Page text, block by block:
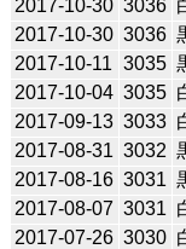
2017-10-30 3036
2017-10-30 3036
2017-10-11 3035
2017-10-04 3035
2017-09-13 3033
2017-08-31 3032
2017-08-16 3031
2017-08-07 3031
2017-07-26 3030